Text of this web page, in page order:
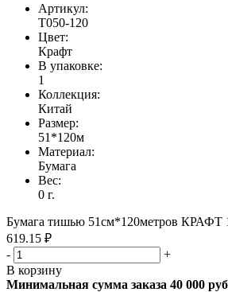
Артикул:
T050-120
Цвет:
Крафт
В упаковке:
1
Коллекция:
Китай
Размер:
51*120м
Материал:
Бумага
Вес:
0 г.
Бумага тишью 51см*120метров КРАФТ
619.15 ₽
-
+
В корзину
Минимальная сумма заказа 40 000